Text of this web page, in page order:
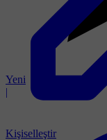
Yeni
|
Kişiselleştir